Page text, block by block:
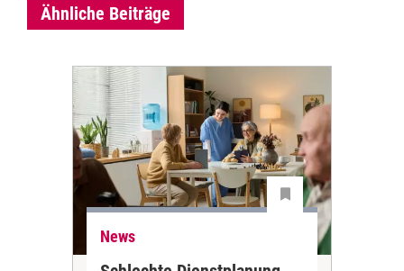
Ähnliche Beiträge
News